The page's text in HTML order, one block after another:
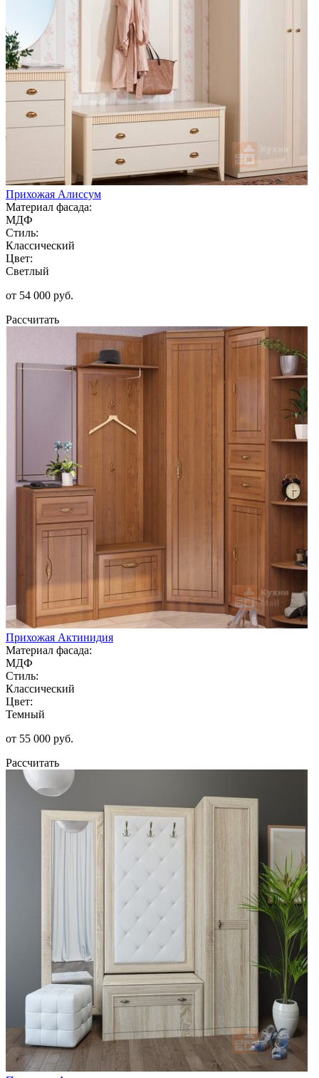
Прихожая Алиссум
Материал фасада:
МДФ
Стиль:
Классический
Цвет:
Светлый
от 54 000 руб.
Рассчитать
Прихожая Актинидия
Материал фасада:
МДФ
Стиль:
Классический
Цвет:
Темный
от 55 000 руб.
Рассчитать